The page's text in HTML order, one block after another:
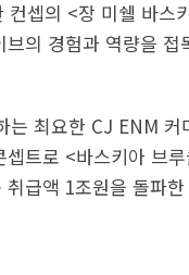
컨셉의 <장 미쉘 바
의 경험과 역량을
최요한 CJ ENM
트로 <바스키아 브
급액 1조원을 돌파